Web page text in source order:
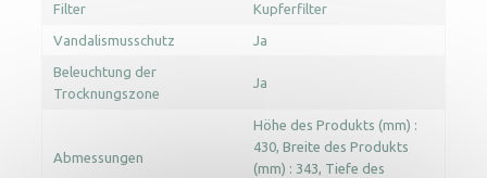
Filter Kupferfilter
Vandalismusschutz Ja
Beleuchtung der
Trocknungszone
Ja
Abmessungen
Höhe des Produkts (mm) :
430 Breite des Produkts
(mm) : 343 Tiefe des